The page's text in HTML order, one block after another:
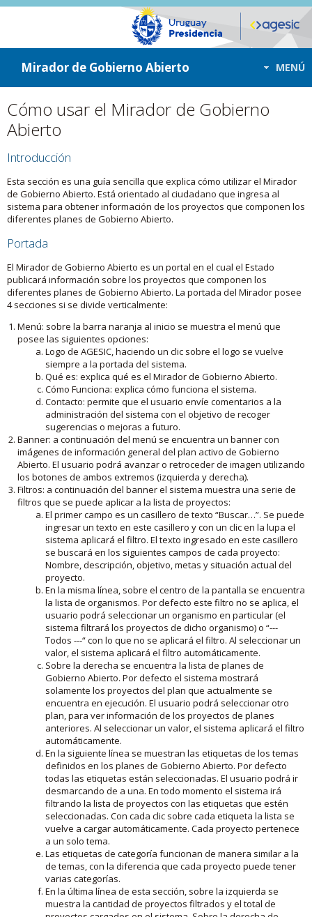
ir a contenido
ir al menú
Mirador de Gobierno Abierto MENÚ
Cómo usar el Mirador de Gobierno
Abierto
Introducción
Esta sección es una guía sencilla que explica cómo utilizar el Mirador
de Gobierno Abierto. Está orientado al ciudadano que ingresa al
sistema para obtener información de los proyectos que componen los
diferentes planes de Gobierno Abierto.
Portada
El Mirador de Gobierno Abierto es un portal en el cual el Estado
publicará información sobre los proyectos que componen los
diferentes planes de Gobierno Abierto. La portada del Mirador posee
4 secciones si se divide verticalmente:
Menú: sobre la barra naranja al inicio se muestra el menú que
posee las siguientes opciones:
Logo de AGESIC, haciendo un clic sobre el logo se vuelve
siempre a la portada del sistema.
Qué es: explica qué es el Mirador de Gobierno Abierto.
Cómo Funciona: explica cómo funciona el sistema.
Contacto: permite que el usuario envíe comentarios a la
administración del sistema con el objetivo de recoger
sugerencias o mejoras a futuro.
Banner: a continuación del menú se encuentra un banner con
imágenes de información general del plan activo de Gobierno
Abierto. El usuario podrá avanzar o retroceder de imagen utilizando
los botones de ambos extremos (izquierda y derecha).
Filtros: a continuación del banner el sistema muestra una serie de
filtros que se puede aplicar a la lista de proyectos:
El primer campo es un casillero de texto “Buscar…”. Se puede
ingresar un texto en este casillero y con un clic en la lupa el
sistema aplicará el filtro. El texto ingresado en este casillero
se buscará en los siguientes campos de cada proyecto:
Nombre, descripción, objetivo, metas y situación actual del
proyecto.
En la misma línea, sobre el centro de la pantalla se encuentra
la lista de organismos. Por defecto este filtro no se aplica, el
usuario podrá seleccionar un organismo en particular (el
sistema filtrará los proyectos de dicho organismo) o “---
Todos ---“ con lo que no se aplicará el filtro. Al seleccionar un
valor, el sistema aplicará el filtro automáticamente.
Sobre la derecha se encuentra la lista de planes de
Gobierno Abierto. Por defecto el sistema mostrará
solamente los proyectos del plan que actualmente se
encuentra en ejecución. El usuario podrá seleccionar otro
plan, para ver información de los proyectos de planes
anteriores. Al seleccionar un valor, el sistema aplicará el filtro
automáticamente.
En la siguiente línea se muestran las etiquetas de los temas
definidos en los planes de Gobierno Abierto. Por defecto
todas las etiquetas están seleccionadas. El usuario podrá ir
desmarcando de a una. En todo momento el sistema irá
filtrando la lista de proyectos con las etiquetas que estén
seleccionadas. Con cada clic sobre cada etiqueta la lista se
vuelve a cargar automáticamente. Cada proyecto pertenece
a un solo tema.
Las etiquetas de categoría funcionan de manera similar a la
de temas, con la diferencia que cada proyecto puede tener
varias categorías.
En la última línea de esta sección, sobre la izquierda se
muestra la cantidad de proyectos filtrados y el total de